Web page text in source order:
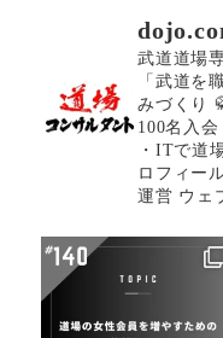
武道道場
「武道を
みづくり
100名入会
・ITで道
ロフィー
運営 ウェ